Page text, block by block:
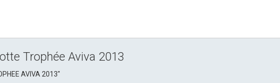
Trophée Aviva 2013
AVIVA 2013"